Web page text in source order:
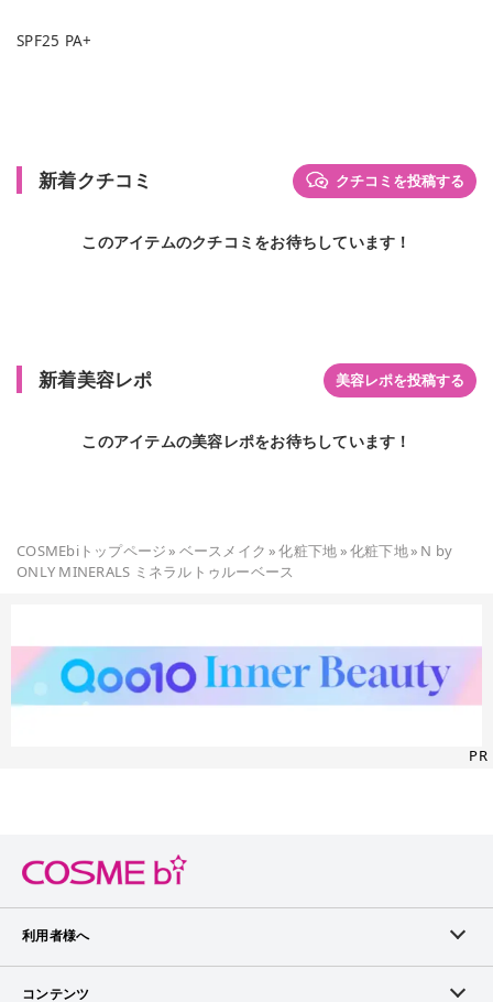
SPF25 PA+
新着クチコミ クチコミを投稿する
このアイテムのクチコミをお待ちしています！
新着美容レポ 美容レポを投稿する
このアイテムの美容レポをお待ちしています！
COSMEbiトップページ» ベースメイク »化粧下地»化粧下地» N by
ONLY MINERALS ミネラルトゥルーベース
PR
利用者様へ
メンバーログイン
コンテンツ